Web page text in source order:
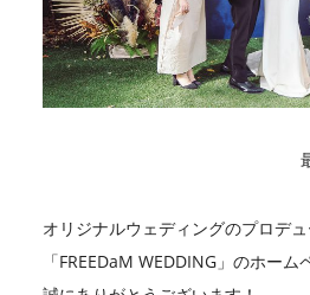
オリジナルウェディングのプロデ
「FREEDaM WEDDING」のホー